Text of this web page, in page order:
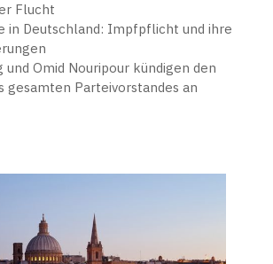
Flucht
in Deutschland: Impfpflicht und ihre
und Omid Nouripour kündigen den
gesamten Parteivorstandes an